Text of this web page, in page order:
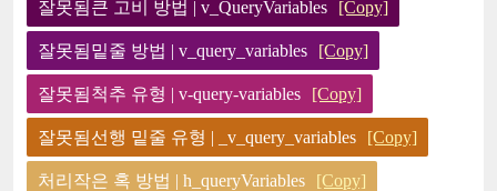
잘못됨큰 고비 방법 | v_QueryVariables [Copy]
잘못됨밑줄 방법 | v_query_variables [Copy]
잘못됨척추 유형 | v-query-variables [Copy]
잘못됨선행 밑줄 유형 | _v_query_variables [Copy]
처리작은 혹 방법 | h_queryVariables [Copy]